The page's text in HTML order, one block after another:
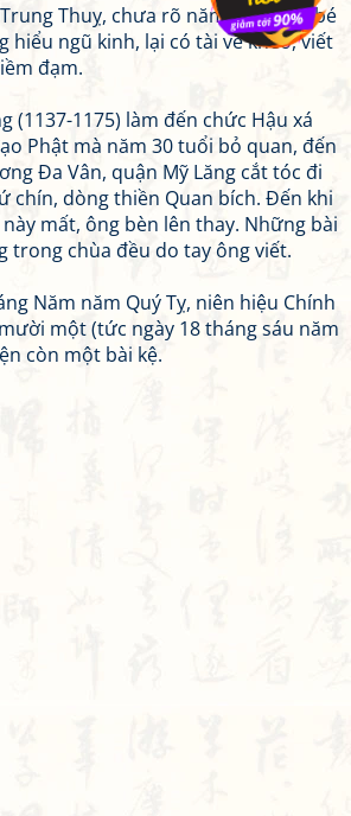
Thuỵ, chưa rõ năm sinh. Lúc bé
hiểu ngũ kinh, lại có tài vẽ khéo, viết
đạm.
(1137-1175) làm đến chức Hậu xá
Phật mà năm 30 tuổi bỏ quan, đến
Đa Vân, quận Mỹ Lăng cắt tóc đi
chín, dòng thiền Quan bích. Đến khi
mất, ông bèn lên thay. Những bài
trong chùa đều do tay ông viết.
Năm năm Quý Tỵ, niên hiệu Chính
một (tức ngày 18 tháng sáu năm
còn một bài kệ.